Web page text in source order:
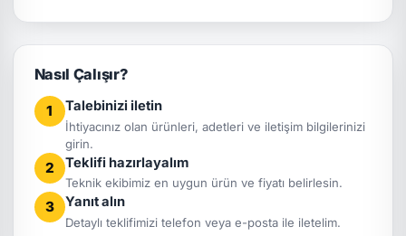
Nasıl Çalışır?
1 Talebinizi iletin
İhtiyacınız olan ürünleri, adetleri ve iletişim bilgilerinizi
girin.
2 Teklifi hazırlayalım
Teknik ekibimiz en uygun ürün ve fiyatı belirlesin.
3 Yanıt alın
Detaylı teklifimizi telefon veya e-posta ile iletelim.